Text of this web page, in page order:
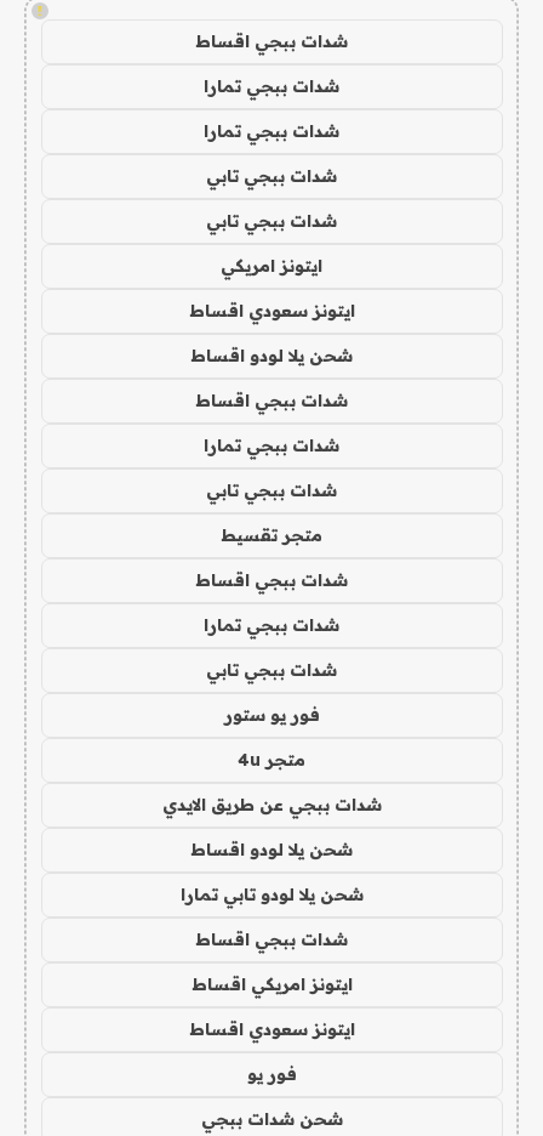
!
شدات ببجي اقساط
شدات ببجي تمارا
شدات ببجي تمارا
شدات ببجي تابي
شدات ببجي تابي
ايتونز امريكي
ايتونز سعودي اقساط
شحن يلا لودو اقساط
شدات ببجي اقساط
شدات ببجي تمارا
شدات ببجي تابي
متجر تقسيط
شدات ببجي اقساط
شدات ببجي تمارا
شدات ببجي تابي
فور يو ستور
متجر 4u
شدات ببجي عن طريق الايدي
شحن يلا لودو اقساط
شحن يلا لودو تابي تمارا
شدات ببجي اقساط
ايتونز امريكي اقساط
ايتونز سعودي اقساط
فور يو
شحن شدات ببجي